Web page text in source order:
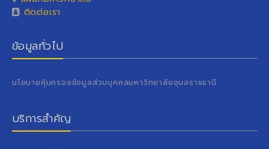
ติดต่อเรา
ข้อมูลทั่วไป
นโยบายคุ้มครองข้อมูลส่วนบุคคลมหาวิทยาลัยอุบลราชธานี
บริการสำคัญ